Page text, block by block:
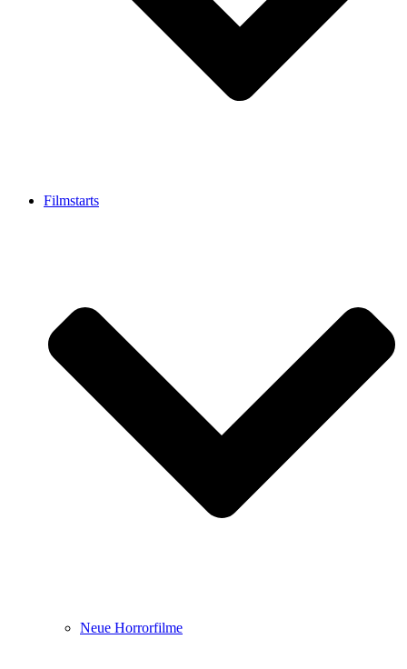
Filmstarts
Neue Horrorfilme